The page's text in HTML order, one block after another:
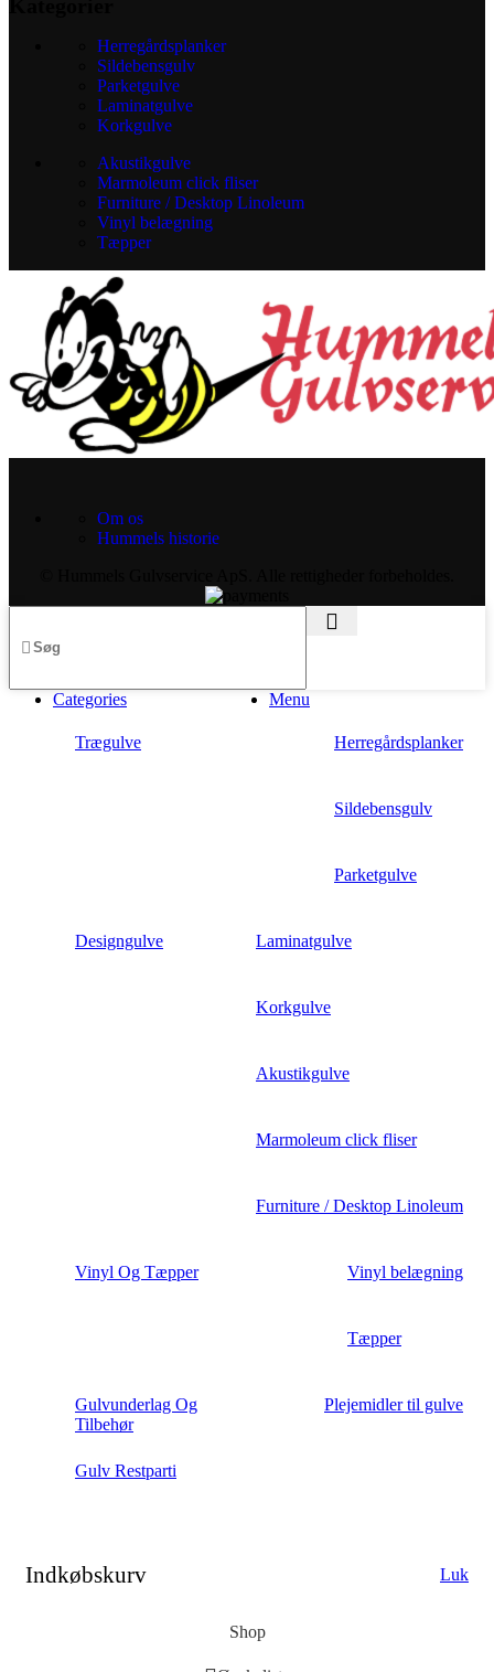
Herregårdsplanker
Sildebensgulv
Parketgulve
Laminatgulve
Korkgulve
Akustikgulve
Marmoleum click fliser
Furniture / Desktop Linoleum
Vinyl belægning
Tæpper
Om os
Hummels historie
Menu
Categories
Trægulve Herregårdsplanker
Sildebensgulv
Parketgulve
Designgulve Laminatgulve
Korkgulve
Akustikgulve
Marmoleum click fliser
Furniture / Desktop Linoleum
Vinyl Og Tæpper Vinyl belægning
Tæpper
Gulvunderlag Og
Tilbehør
Plejemidler til gulve
Gulv Restparti
Indkøbskurv Luk
Shop